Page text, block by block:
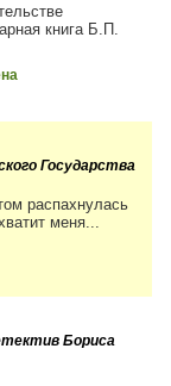
книга Б.П.
Государства
распахнулась
меня...
Бориса